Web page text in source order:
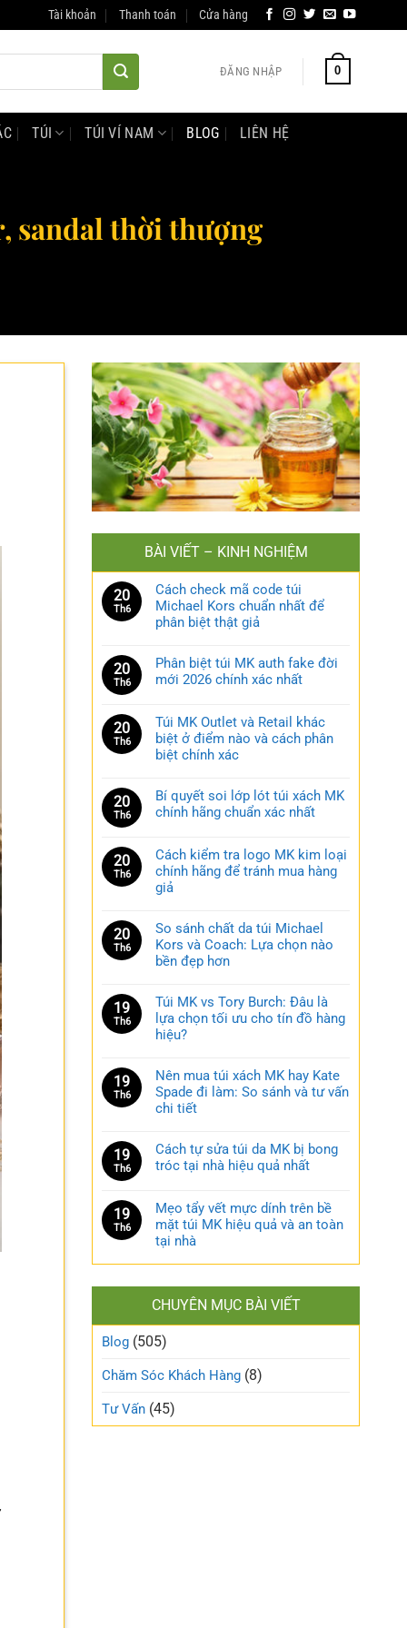
Tài khoản Thanh toán Cửa hàng
ĐĂNG NHẬP 0
TÚI TÚI VÍ NAM BLOG LIÊN HỆ
sandal thời thượng
BÀI VIẾT – KINH NGHIỆM
20
Th6
Cách check mã code túi
Michael Kors chuẩn nhất để
phân biệt thật giả
20
Th6
Phân biệt túi MK auth fake đời
mới 2026 chính xác nhất
20
Th6
Túi MK Outlet và Retail khác
biệt ở điểm nào và cách phân
biệt chính xác
20
Th6
Bí quyết soi lớp lót túi xách MK
chính hãng chuẩn xác nhất
20
Th6
Cách kiểm tra logo MK kim loại
chính hãng để tránh mua hàng
giả
20
Th6
So sánh chất da túi Michael
Kors và Coach: Lựa chọn nào
bền đẹp hơn
19
Th6
Túi MK vs Tory Burch: Đâu là
lựa chọn tối ưu cho tín đồ hàng
hiệu?
19
Th6
Nên mua túi xách MK hay Kate
Spade đi làm: So sánh và tư vấn
chi tiết
19
Th6
Cách tự sửa túi da MK bị bong
tróc tại nhà hiệu quả nhất
19
Th6
Mẹo tẩy vết mực dính trên bề
mặt túi MK hiệu quả và an toàn
tại nhà
CHUYÊN MỤC BÀI VIẾT
Blog (505)
Chăm Sóc Khách Hàng (8)
Tư Vấn (45)